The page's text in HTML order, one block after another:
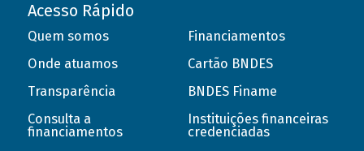
Acesso Rápido
Quem somos
Onde atuamos
Transparência
Consulta a
financiamentos
Financiamentos
Cartão BNDES
BNDES Finame
Instituições financeiras
credenciadas